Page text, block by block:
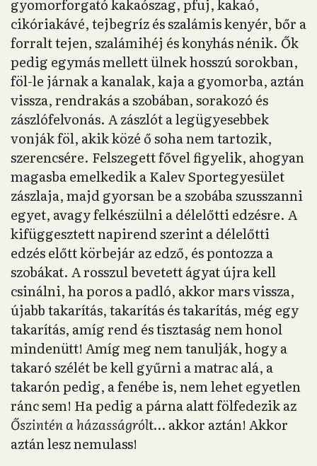
gyomorforgató kakaószag, pfuj, kakaó,
cikóriakávé, tejbegríz és szalámis kenyér, bőr a
forralt tejen, szalámihéj és konyhás nénik. Ők
pedig egymás mellett ülnek hosszú sorokban,
föl-le járnak a kanalak, kaja a gyomorba, aztán
vissza, rendrakás a szobában, sorakozó és
zászlófelvonás. A zászlót a legügyesebbek
vonják föl, akik közé ő soha nem tartozik,
szerencsére. Felszegett fővel figyelik, ahogyan
magasba emelkedik a Kalev Sportegyesület
zászlaja, majd gyorsan be a szobába szusszanni
egyet, avagy felkészülni a délelőtti edzésre. A
kifüggesztett napirend szerint a délelőtti
edzés előtt körbejár az edző, és pontozza a
szobákat. A rosszul bevetett ágyat újra kell
csinálni, ha poros a padló, akkor mars vissza,
újabb takarítás, takarítás és takarítás, még egy
takarítás, amíg rend és tisztaság nem honol
mindenütt! Amíg meg nem tanulják, hogy a
takaró szélét be kell gyűrni a matrac alá, a
takarón pedig, a fenébe is, nem lehet egyetlen
ránc sem! Ha pedig a párna alatt fölfedezik az
Őszintén a házasságrólt… akkor aztán! Akkor
aztán lesz nemulass!